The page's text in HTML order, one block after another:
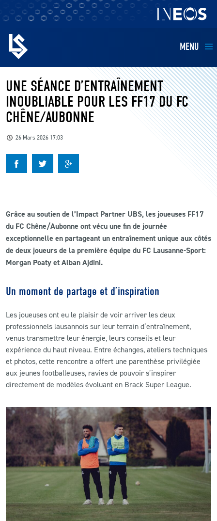
MENU
EQUIPES
BILLETTERIE
FANS
KIDS
RESTAURATION
CLUB
CONTACT
ACTUALITÉS
LS E-SHOP
L’APP DU LS
LS ACADEMY CAMPS
MATCH DES CELEBRITES
UNE SÉANCE D’ENTRAÎNEMENT
INOUBLIABLE POUR LES FF17 DU FC
CHÊNE/AUBONNE
26 Mars 2026 17:03
Grâce au soutien de l’Impact Partner UBS, les joueuses FF17
du FC Chêne/Aubonne ont vécu une fin de journée
exceptionnelle en partageant un entraînement unique aux côtés
de deux joueurs de la première équipe du FC Lausanne-Sport:
Morgan Poaty et Alban Ajdini.
Un moment de partage et d’inspiration
Les joueuses ont eu le plaisir de voir arriver les deux
professionnels lausannois sur leur terrain d’entraînement,
venus transmettre leur énergie, leurs conseils et leur
expérience du haut niveau. Entre échanges, ateliers techniques
et photos, cette rencontre a offert une parenthèse privilégiée
aux jeunes footballeuses, ravies de pouvoir s’inspirer
directement de modèles évoluant en Brack Super League.